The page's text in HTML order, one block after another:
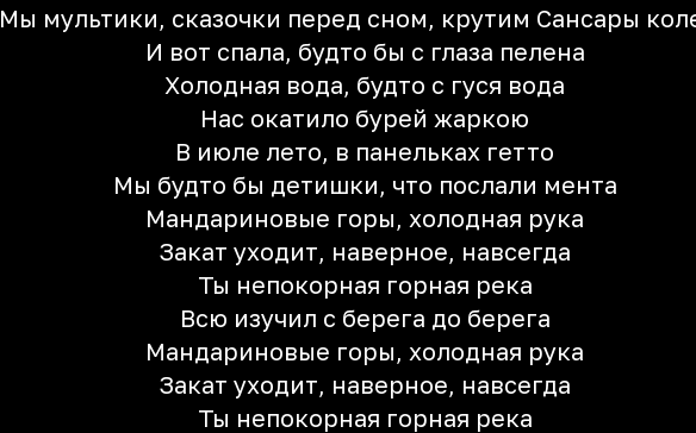
Мы мультики, сказочки перед сном, крутим Сансары
И вот спала, будто бы с глаза пелена
Холодная вода, будто с гуся вода
Нас окатило бурей жаркою
В июле лето, в панельках гетто
Мы будто бы детишки, что послали мента
Мандариновые горы, холодная рука
Закат уходит, наверное, навсегда
Ты непокорная горная река
Всю изучил с берега до берега
Мандариновые горы, холодная рука
Закат уходит, наверное, навсегда
Ты непокорная горная река